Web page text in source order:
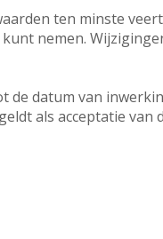
ten minste
nemen.
de datum van
als acceptatie van